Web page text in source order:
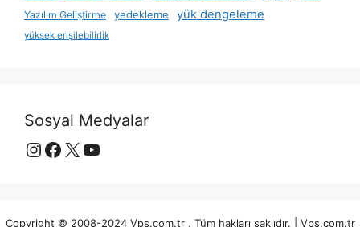
Yazılım Geliştirme yedekleme yük dengeleme
yüksek erişilebilirlik
Sosyal Medyalar
Instagram Facebook X YouTube
Copyright © 2008-2024 Vps.com.tr . Tüm hakları saklıdır. | Vps.com.tr